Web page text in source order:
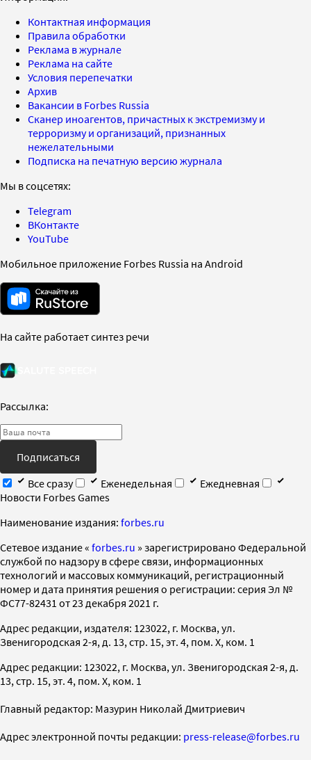
Контактная информация
Правила обработки
Реклама в журнале
Реклама на сайте
Условия перепечатки
Архив
Вакансии в Forbes Russia
Сканер иноагентов, причастных к экстремизму и
терроризму и организаций, признанных
нежелательными
Подписка на печатную версию журнала
Мы в соцсетях:
Telegram
ВКонтакте
YouTube
Мобильное приложение Forbes Russia на Android
На сайте работает синтез речи
Рассылка:
Подписаться
Все сразу
Еженедельная
Ежедневная
Новости Forbes Games
Наименование издания: forbes.ru
Cетевое издание « forbes.ru » зарегистрировано Федеральной
службой по надзору в сфере связи, информационных
технологий и массовых коммуникаций, регистрационный
номер и дата принятия решения о регистрации: серия Эл №
ФС77-82431 от 23 декабря 2021 г.
Адрес редакции, издателя: 123022, г. Москва, ул.
Звенигородская 2-я, д. 13, стр. 15, эт. 4, пом. X, ком. 1
Адрес редакции: 123022, г. Москва, ул. Звенигородская 2-я, д.
13, стр. 15, эт. 4, пом. X, ком. 1
Главный редактор: Мазурин Николай Дмитриевич
Адрес электронной почты редакции: press-release@forbes.ru